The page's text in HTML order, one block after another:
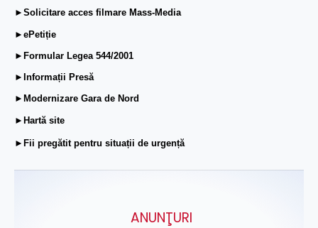
►Solicitare acces filmare Mass-Media
►ePetiție
►Formular Legea 544/2001
►Informații Presă
►Modernizare Gara de Nord
►Hartă site
►Fii pregătit pentru situații de urgență
ANUNŢURI